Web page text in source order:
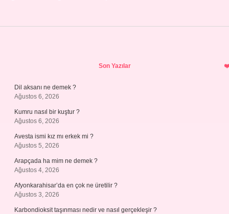
Son Yazılar
Dil aksanı ne demek ?
Ağustos 6, 2026
Kumru nasıl bir kuştur ?
Ağustos 6, 2026
Avesta ismi kız mı erkek mi ?
Ağustos 5, 2026
Arapçada ha mim ne demek ?
Ağustos 4, 2026
Afyonkarahisar’da en çok ne üretilir ?
Ağustos 3, 2026
Karbondioksit taşınması nedir ve nasıl gerçekleşir ?